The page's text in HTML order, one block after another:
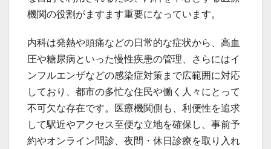
機関の役割がますます重要になっています。
内科は発熱や頭痛などの日常的な症状から、高血
圧や糖尿病といった慢性疾患の管理、さらにはイ
ンフルエンザなどの感染症対策まで広範囲に対応
しており、都市の多忙な住民や働く人々にとって
不可欠な存在です。医療機関側も、利便性を追求
して駅近やアクセス至便な立地を確保し、事前予
約やオンライン問診、夜間・休日診療を取り入れ